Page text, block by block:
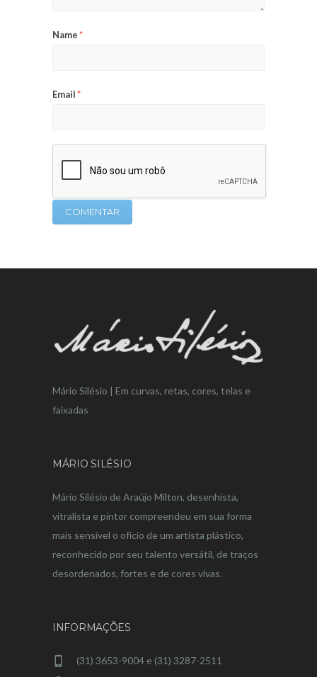
Name*
Email*
Mário Silésio | Em curvas, retas, cores, telas e
faixadas
MÁRIO SILÉSIO
Mário Silésio de Araújo Milton, desenhista,
vitralista e pintor compreendeu em sua forma
mais sensível o ofício de um artista plástico,
reconhecido por seu talento versátil, de traços
desordenados, fortes e de cores vivas.
INFORMAÇÕES
(31) 3653-9004 e (31) 3287-2511